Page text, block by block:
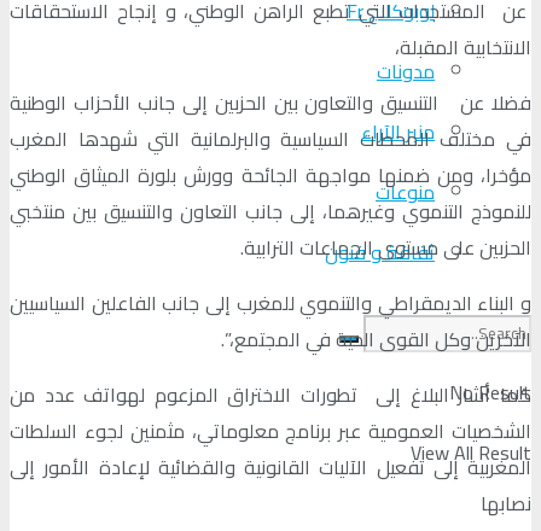
لوبوكلاج Fr
مدونات
منبر الآراء
منوعات
ثقافة و فنون
No Result
View All Result
عن المستجدات التي تطبع الراهن الوطني، و إنجاح الاستحقاقات
الانتخابية المقبلة،
فضلا عن التنسيق والتعاون بين الحزبين إلى جانب الأحزاب الوطنية
في مختلف المحطات السياسية والبرلمانية التي شهدها المغرب
مؤخرا، ومن ضمنها مواجهة الجائحة وورش بلورة الميثاق الوطني
للنموذج التنموي وغيرهما، إلى جانب التعاون والتنسيق بين منتخبي
الحزبين على مستوى الجماعات الترابية.
و البناء الديمقراطي والتنموي للمغرب إلى جانب الفاعلين السياسيين
الآخرين وكل القوى الحية في المجتمع،”.
كما أشار البلاغ إلى تطورات الاختراق المزعوم لهواتف عدد من
الشخصيات العمومية عبر برنامج معلوماتي، مثمنين لجوء السلطات
المغربية إلى تفعيل الآليات القانونية والقضائية لإعادة الأمور إلى
نصابها